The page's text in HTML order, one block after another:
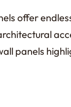
offer
panels